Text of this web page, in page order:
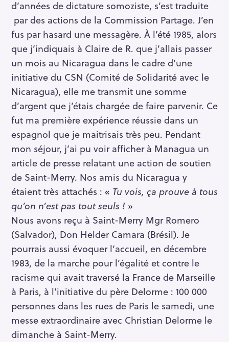
d’années de dictature somoziste, s’est traduite
par des actions de la Commission Partage. J’en
fus par hasard une messagère. À l’été 1985, alors
que j’indiquais à Claire de R. que j’allais passer
un mois au Nicaragua dans le cadre d’une
initiative du CSN (Comité de Solidarité avec le
Nicaragua), elle me transmit une somme
d’argent que j’étais chargée de faire parvenir. Ce
fut ma première expérience réussie dans un
espagnol que je maitrisais très peu. Pendant
mon séjour, j’ai pu voir afficher à Managua un
article de presse relatant une action de soutien
de Saint-Merry. Nos amis du Nicaragua y
étaient très attachés : « Tu vois, ça prouve à tous
qu’on n’est pas tout seuls ! »
Nous avons reçu à Saint-Merry Mgr Romero
(Salvador), Don Helder Camara (Brésil). Je
pourrais aussi évoquer l’accueil, en décembre
1983, de la marche pour l’égalité et contre le
racisme qui avait traversé la France de Marseille
à Paris, à l’initiative du père Delorme : 100 000
personnes dans les rues de Paris le samedi, une
messe extraordinaire avec Christian Delorme le
dimanche à Saint-Merry.